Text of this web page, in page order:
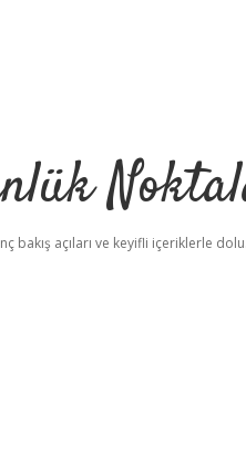
bakış açıları ve keyifli içeriklerle dolu.